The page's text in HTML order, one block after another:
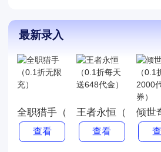
最新录入
全职猎手（0.1折无限充）
查看
王者永恒（0.1折
查看
倾世